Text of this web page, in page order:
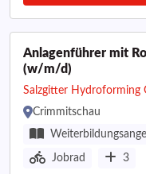
Anlagenführer mit
(w/m/d)
Salzgitter Hydroforming
Crimmitschau
Jobrad 3